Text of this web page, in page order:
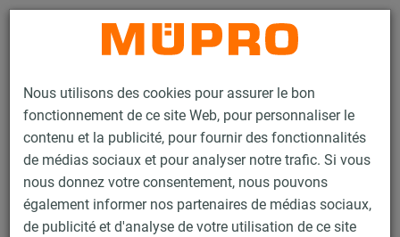
Nous utilisons des cookies pour assurer le bon
fonctionnement de ce site Web, pour personnaliser le
contenu et la publicité, pour fournir des fonctionnalités
de médias sociaux et pour analyser notre trafic. Si vous
nous donnez votre consentement, nous pouvons
également informer nos partenaires de médias sociaux,
de publicité et d'analyse de votre utilisation de ce site
Contact
Produits Technique de fixation
Produits galvanisés à chaud
Colliers, galvanisés à chaud
Collier à vis